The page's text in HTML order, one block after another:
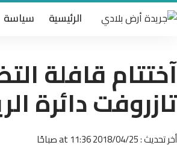
الرئيسية سياسة
آختتام قافلة
تازروفت دائرة
أخر تحديث : 2018/04/25 at 11:36 صباحًا